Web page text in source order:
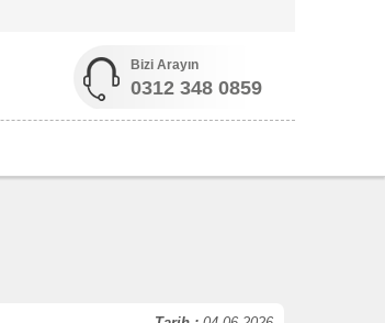
Bizi Arayın
0312 348 0859